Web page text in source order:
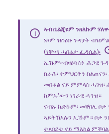
ኣብ ቤልጂዩም ንዘለኩም
ነዞም ዝስዕቡ ጉዳያት
(ነቝጣ ሓበሬታ ፌዳሲል)፡
ኢኹም፦ብዛዕባ ስነ-ሕጋዊ
ስራሕ፡ ትምህርትን
መበቆል ናይ ምምላስ ሓገዝ፡
ከምኡ'ውን ነገራዊ ሓገዝ።
ናብኡ ኬድኩም፡ መቐበሊ
ኣይትኽእሉን ኢኹም። ቦታ
ተጸበይቲ ናይ ማእከል